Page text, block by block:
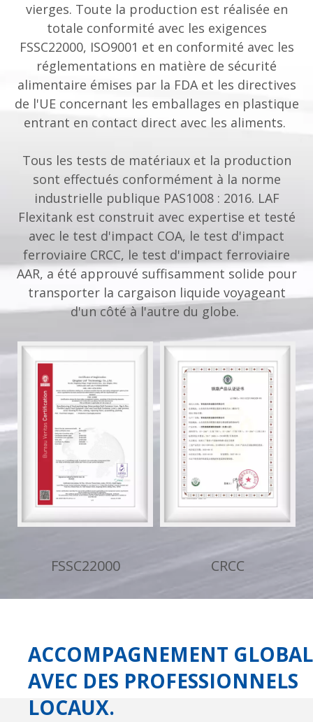
vierges. Toute la production est réalisée en
totale conformité avec les exigences
FSSC22000, ISO9001 et en conformité avec les
réglementations en matière de sécurité
alimentaire émises par la FDA et les directives
de l'UE concernant les emballages en plastique
entrant en contact direct avec les aliments.
Tous les tests de matériaux et la production
sont effectués conformément à la norme
industrielle publique PAS1008 : 2016. LAF
Flexitank est construit avec expertise et testé
avec le test d'impact COA, le test d'impact
ferroviaire CRCC, le test d'impact ferroviaire
AAR, a été approuvé suffisamment solide pour
transporter la cargaison liquide voyageant
d'un côté à l'autre du globe.
FSSC22000
ACCOMPAGNEMENT GLOBAL
AVEC DES PROFESSIONNELS
LOCAUX.